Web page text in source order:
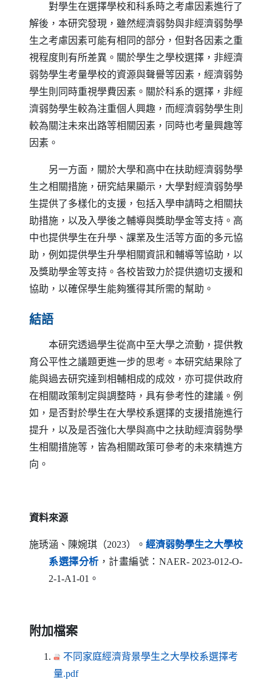
對學生在選擇學校和科系時之考慮因素進行了
解後，本研究發現，雖然經濟弱勢與非經濟弱勢學
生之考慮因素可能有相同的部分，但對各因素之重
視程度則有所差異。關於學生之學校選擇，非經濟
弱勢學生考量學校的資源與聲譽等因素，經濟弱勢
學生則同時重視學費因素。關於科系的選擇，非經
濟弱勢學生較為注重個人興趣，而經濟弱勢學生則
較為關注未來出路等相關因素，同時也考量興趣等
因素。
另一方面，關於大學和高中在扶助經濟弱勢學
生之相關措施，研究結果顯示，大學對經濟弱勢學
生提供了多樣化的支援，包括入學申請時之相關扶
助措施，以及入學後之輔導與獎助學金等支持。高
中也提供學生在升學、課業及生活等方面的多元協
助，例如提供學生升學相關資訊和輔導等協助，以
及獎助學金等支持。各校皆致力於提供適切支援和
協助，以確保學生能夠獲得其所需的幫助。
結語
本研究透過學生從高中至大學之流動，提供教
育公平性之議題更進一步的思考。本研究結果除了
能與過去研究達到相輔相成的成效，亦可提供政府
在相關政策制定與調整時，具有參考性的建議。例
如，是否對於學生在大學校系選擇的支援措施進行
提升，以及是否強化大學與高中之扶助經濟弱勢學
生相關措施等，皆為相關政策可參考的未來精進方
向。
資料來源
施琇涵、陳婉琪（2023）。 經濟弱勢學生之大學校
系選擇分析（另開新視窗）
，計畫編號： NAER- 2023-012-O-
2-1-A1-01 。
附加檔案
不同家庭經濟背景學生之大學校系選擇考
量.pdf（另開新視窗）